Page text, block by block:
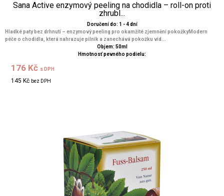
Sana Active enzymový peeling na chodidla – roll-on proti
zhrubl...
Doručení do: 1 - 4 dní
Hladké paty bez drhnutí – enzymový peeling pro okamžité zjemnění pokožkyModern
péče o chodidla, která nahrazuje pilník a zanechává pokožku vid...
Objem: 50ml
Hmotnosť pevného podielu:
176 Kč s DPH
145 Kč bez DPH